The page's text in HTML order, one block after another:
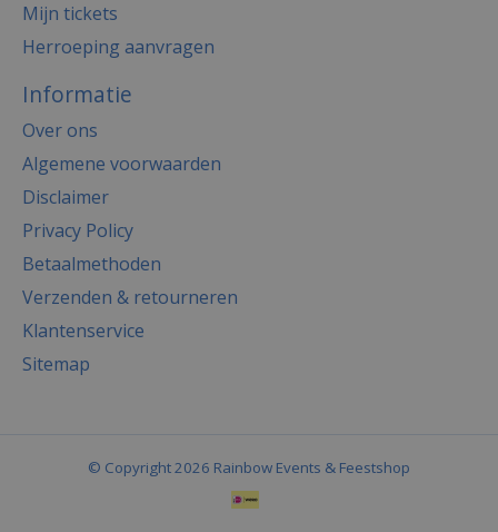
Mijn tickets
Herroeping aanvragen
Informatie
Over ons
Algemene voorwaarden
Disclaimer
Privacy Policy
Betaalmethoden
Verzenden & retourneren
Klantenservice
Sitemap
© Copyright 2026 Rainbow Events & Feestshop